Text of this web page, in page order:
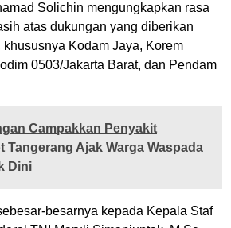
Solichin mengungkapkan rasa
atas dukungan yang diberikan
Kodam Jaya, Korem
0503/Jakarta Barat, dan Pendam
Campakkan Penyakit
Tangerang Ajak Warga Waspada
Dini
besarnya kepada Kepala Staf